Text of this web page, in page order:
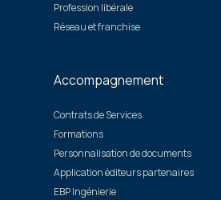
Profession libérale
Réseau et franchise
Accompagnement
Contrats de Services
Formations
Personnalisation de documents
Application éditeurs partenaires
EBP Ingénierie